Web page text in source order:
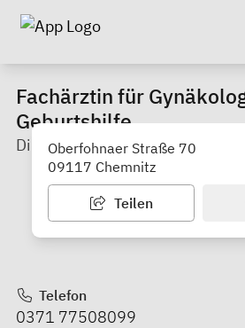
Fachärztin für
Geburtshilfe
Dipl.-Med. Kathrin Kirchhoff
Oberfohnaer Straße 70
09117 Chemnitz
Teilen
Telefon
0371 77508099